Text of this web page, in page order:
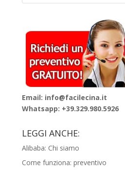
Email: info@facilecina.it
Whatsapp: +39.329.980.5926
LEGGI ANCHE:
Alibaba: Chi siamo
Come funziona: preventivo